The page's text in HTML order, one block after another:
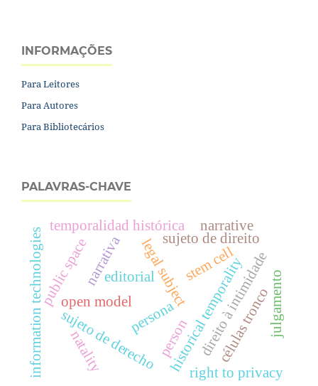
INFORMAÇÕES
Para Leitores
Para Autores
Para Bibliotecários
PALAVRAS-CHAVE
editorial
open model
person
legal subjecthistorical temporality
persona
sujeto de derecho
temporalidad histórica
information technologies right to privacy
direito à intimidade
stem cell
células tronco
sujeto de direito
narrative
public space
natality
narrativa
julgamento